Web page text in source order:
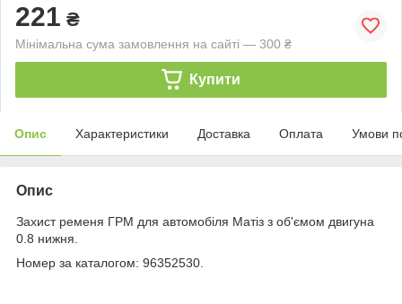
221 ₴
Мінімальна сума замовлення на сайті — 300 ₴
Купити
Опис Характеристики Доставка Оплата Умови
Опис
Захист ременя ГРМ для автомобіля Матіз з об'ємом двигуна
0.8 нижня.
Номер за каталогом: 96352530.